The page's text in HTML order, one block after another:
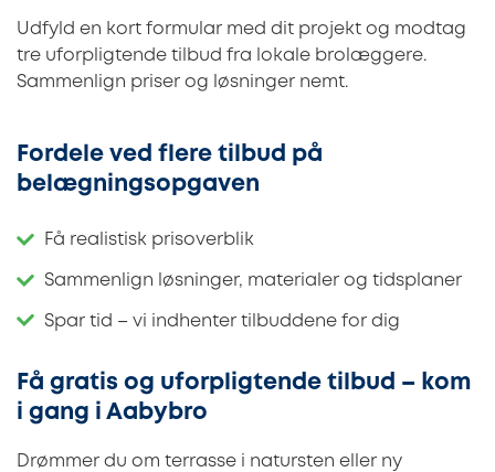
Udfyld en kort formular med dit projekt og modtag
tre uforpligtende tilbud fra lokale brolæggere.
Sammenlign priser og løsninger nemt.
Fordele ved flere tilbud på
belægningsopgaven
Få realistisk prisoverblik
Sammenlign løsninger, materialer og tidsplaner
Spar tid – vi indhenter tilbuddene for dig
Få gratis og uforpligtende tilbud – kom
i gang i Aabybro
Drømmer du om terrasse i natursten eller ny